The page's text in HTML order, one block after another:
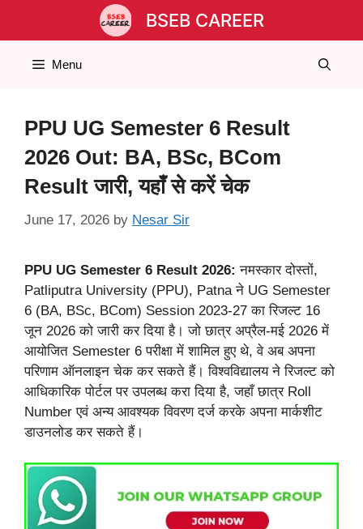
BSEB CAREER
Menu
PPU UG Semester 6 Result
2026 Out: BA, BSc, BCom
Result जारी, यहाँ से करें चेक
June 17, 2026 by Nesar Sir
PPU UG Semester 6 Result 2026: नमस्कार दोस्तों,
Patliputra University (PPU), Patna ने UG Semester
6 (BA, BSc, BCom) Session 2023-27 का रिजल्ट 16
जून 2026 को जारी कर दिया है। जो छात्र अप्रैल-मई 2026 में
आयोजित Semester 6 परीक्षा में शामिल हुए थे, वे अब अपना
परिणाम ऑनलाइन चेक कर सकते हैं। विश्वविद्यालय ने रिजल्ट को
आधिकारिक पोर्टल पर उपलब्ध करा दिया है, जहाँ छात्र Roll
Number एवं अन्य आवश्यक विवरण दर्ज करके अपना मार्कशीट
डाउनलोड कर सकते हैं।